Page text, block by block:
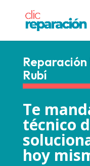
Rubí
Te
técnico
hoy